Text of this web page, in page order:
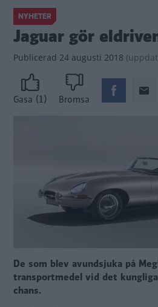
NYHETER
Jaguar gör
Publicerad 24 augusti 2018 (
Gasa (1) Bromsa
De som blev avundsjuka på
transportmedel vid det
chans.